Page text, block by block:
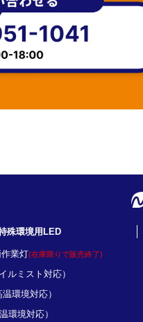
殊環境用LED
業灯(在庫限りで販売終了)
ルミスト対応）
環境対応）
環境対応）